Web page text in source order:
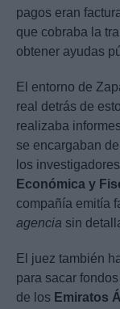
pagos eran
que cobraba la
obtener ayudas
El entorno de
real detrás de
realizaba
se encargaban
los
Económica y
compañía emitía
agencia sin
El juez también
para sacar
de los Emiratos